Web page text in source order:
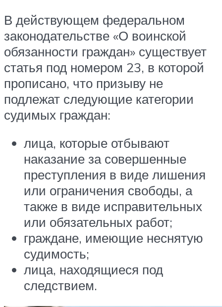
В действующем федеральном
законодательстве «О воинской
обязанности граждан» существует
статья под номером 23, в которой
прописано, что призыву не
подлежат следующие категории
судимых граждан:
лица, которые отбывают
наказание за совершенные
преступления в виде лишения
или ограничения свободы, а
также в виде исправительных
или обязательных работ;
граждане, имеющие неснятую
судимость;
лица, находящиеся под
следствием.